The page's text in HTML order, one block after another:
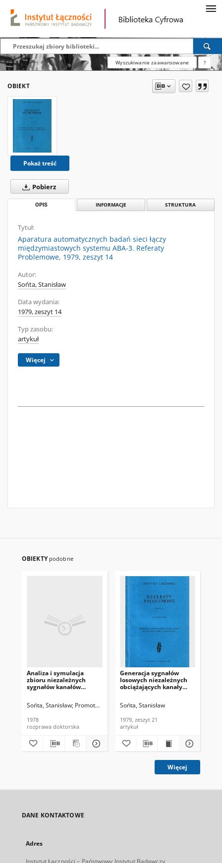
Wyszukiwanie zaawansowane ?
OBIEKT
Pokaż treść
Pobierz
OPIS INFORMACJE STRUKTURA
Tytuł:
Aparatura automatycznych badań sieci łączy
międzymiastowych systemu ABA-3. Referaty
Problemowe, 1979, zeszyt 14
Autor:
Sońta, Stanisław
Data wydania:
1979, zeszyt 14
Typ zasobu:
artykuł
Więcej
OBIEKTY podobne
Analiza i symulacja
zbioru niezależnych
sygnałów kanałów
Sońta, Stanisław Promotor: prof. dr inż. Edward Kowalczyk
1978
rozprawa doktorska
Generacja sygnałów
losowych niezależnych
obciążających kanały
21
Sońta, Stanisław
1979, zeszyt 21
artykuł
Więcej
DANE KONTAKTOWE
Adres
Instytut Łączności – Państwowy Instytut Badawczy